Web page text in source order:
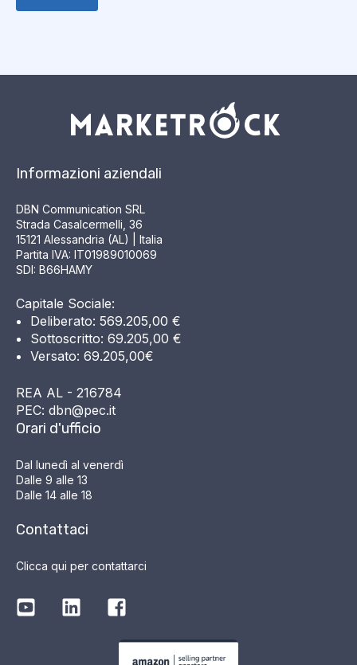
Informazioni aziendali
DBN Communication SRL
Strada Casalcermelli, 36
15121 Alessandria (AL) | Italia
Partita IVA: IT01989010069
SDI: B66HAMY
Capitale Sociale:
Deliberato: 569.205,00 €
Sottoscritto: 69.205,00 €
Versato: 69.205,00€
REA AL - 216784
PEC: dbn@pec.it
Orari d'ufficio
Dal lunedì al venerdì
Dalle 9 alle 13
Dalle 14 alle 18
Contattaci
Clicca qui per contattarci